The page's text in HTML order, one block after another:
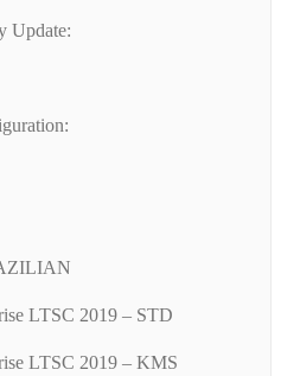
Update:
LTSC 2019 – STD
LTSC 2019 – KMS